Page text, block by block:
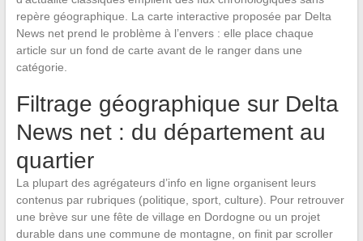
repère géographique. La carte interactive proposée par Delta
News net prend le problème à l’envers : elle place chaque
article sur un fond de carte avant de le ranger dans une
catégorie.
Filtrage géographique sur Delta
News net : du département au
quartier
La plupart des agrégateurs d’info en ligne organisent leurs
contenus par rubriques (politique, sport, culture). Pour retrouver
une brève sur une fête de village en Dordogne ou un projet
durable dans une commune de montagne, on finit par scroller